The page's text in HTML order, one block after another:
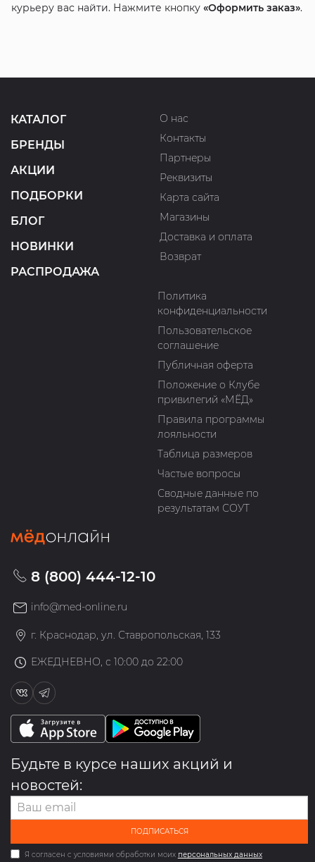
курьеру вас найти. Нажмите кнопку «Оформить заказ».
КАТАЛОГ
БРЕНДЫ
АКЦИИ
ПОДБОРКИ
БЛОГ
НОВИНКИ
РАСПРОДАЖА
О нас
Контакты
Партнеры
Реквизиты
Карта сайта
Магазины
Доставка и оплата
Возврат
Политика
конфиденциальности
Пользовательское
соглашение
Публичная оферта
Положение о Клубе
привилегий «МЁД»
Правила программы
лояльности
Таблица размеров
Частые вопросы
Сводные данные по
результатам СОУТ
8 (800) 444-12-10
info@med-online.ru
г. Краснодар, ул. Ставропольская, 133
ЕЖЕДНЕВНО, с 10:00 до 22:00
Будьте в курсе наших акций и
новостей:
ПОДПИСАТЬСЯ
Я согласен с условиями обработки моих персональных данных